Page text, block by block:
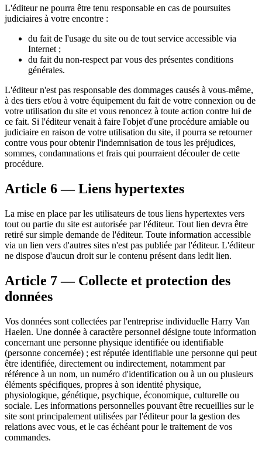
L'éditeur ne pourra être tenu responsable en cas de poursuites
judiciaires à votre encontre :
du fait de l'usage du site ou de tout service accessible via
Internet ;
du fait du non-respect par vous des présentes conditions
générales.
L'éditeur n'est pas responsable des dommages causés à vous-même,
à des tiers et/ou à votre équipement du fait de votre connexion ou de
votre utilisation du site et vous renoncez à toute action contre lui de
ce fait. Si l'éditeur venait à faire l'objet d'une procédure amiable ou
judiciaire en raison de votre utilisation du site, il pourra se retourner
contre vous pour obtenir l'indemnisation de tous les préjudices,
sommes, condamnations et frais qui pourraient découler de cette
procédure.
Article 6 — Liens hypertextes
La mise en place par les utilisateurs de tous liens hypertextes vers
tout ou partie du site est autorisée par l'éditeur. Tout lien devra être
retiré sur simple demande de l'éditeur. Toute information accessible
via un lien vers d'autres sites n'est pas publiée par l'éditeur. L'éditeur
ne dispose d'aucun droit sur le contenu présent dans ledit lien.
Article 7 — Collecte et protection des
données
Vos données sont collectées par l'entreprise individuelle Harry Van
Haelen. Une donnée à caractère personnel désigne toute information
concernant une personne physique identifiée ou identifiable
(personne concernée) ; est réputée identifiable une personne qui peut
être identifiée, directement ou indirectement, notamment par
référence à un nom, un numéro d'identification ou à un ou plusieurs
éléments spécifiques, propres à son identité physique,
physiologique, génétique, psychique, économique, culturelle ou
sociale. Les informations personnelles pouvant être recueillies sur le
site sont principalement utilisées par l'éditeur pour la gestion des
relations avec vous, et le cas échéant pour le traitement de vos
commandes.